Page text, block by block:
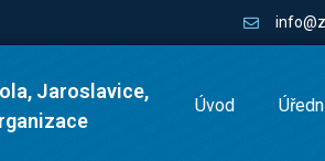
Jaroslavice,
Úvod